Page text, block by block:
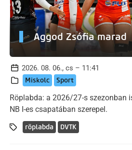
Aggod Zsófia marad
2026. 08. 06., cs – 11:41
Miskolc Sport
Röplabda: a 2026/27-s szezonban
NB I-es csapatában szerepel.
röplabda DVTK